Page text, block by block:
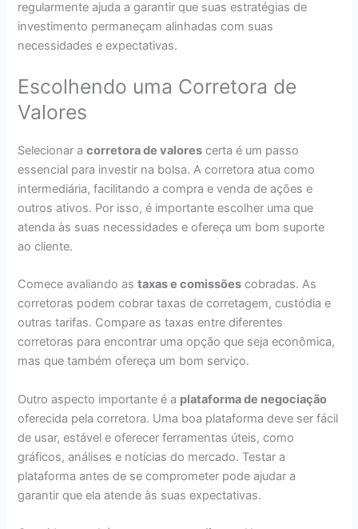
regularmente ajuda a garantir que suas estratégias de
investimento permaneçam alinhadas com suas
necessidades e expectativas.
Escolhendo uma Corretora de
Valores
Selecionar acorretora de valores certa é um passo
essencial para investir na bolsa. A corretora atua como
intermediária, facilitando a compra e venda de ações e
outros ativos. Por isso, é importante escolher uma que
atenda às suas necessidades e ofereça um bom suporte
ao cliente.
Comece avaliando astaxas e comissões cobradas. As
corretoras podem cobrar taxas de corretagem, custódia e
outras tarifas. Compare as taxas entre diferentes
corretoras para encontrar uma opção que seja econômica,
mas que também ofereça um bom serviço.
Outro aspecto importante é a plataforma de negociação
oferecida pela corretora. Uma boa plataforma deve ser fácil
de usar, estável e oferecer ferramentas úteis, como
gráficos, análises e notícias do mercado. Testar a
plataforma antes de se comprometer pode ajudar a
garantir que ela atende às suas expectativas.